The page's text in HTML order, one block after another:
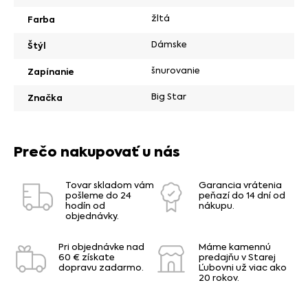
Farba žltá
Štýl Dámske
Zapínanie šnurovanie
Značka Big Star
Prečo nakupovať u nás
Tovar skladom vám
pošleme do 24
hodín od
objednávky.
Garancia vrátenia
peňazí do 14 dní od
nákupu.
Pri objednávke nad
60 € získate
dopravu zadarmo.
Máme kamennú
predajňu v Starej
Ľubovni už viac ako
20 rokov.